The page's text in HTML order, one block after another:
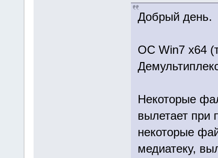
Добрый день.
ОС Win7 x64
Некоторые
вылетает при
некоторые
медиатеку,